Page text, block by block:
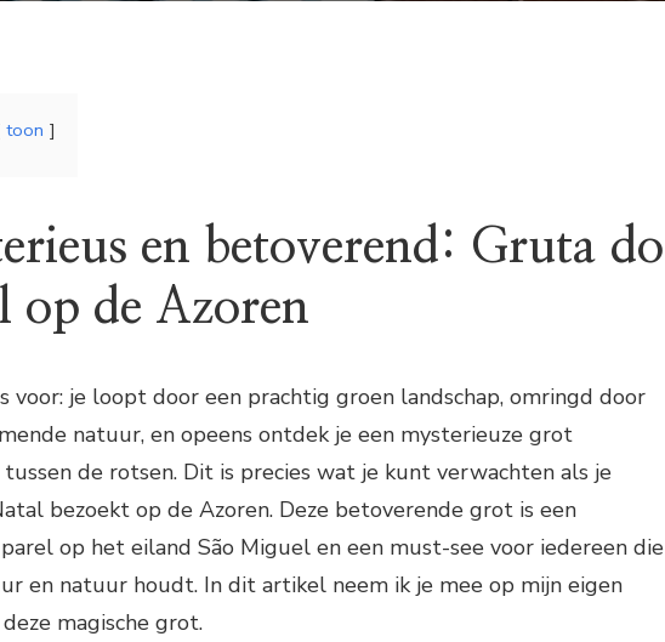
toon
en betoverend: Gruta do
op de Azoren
voor: je loopt door een prachtig groen landschap, omringd door
natuur, en opeens ontdek je een mysterieuze grot
tussen de rotsen. Dit is precies wat je kunt verwachten als je
bezoekt op de Azoren. Deze betoverende grot is een
op het eiland São Miguel en een must-see voor iedereen die
en natuur houdt. In dit artikel neem ik je mee op mijn eigen
magische grot.